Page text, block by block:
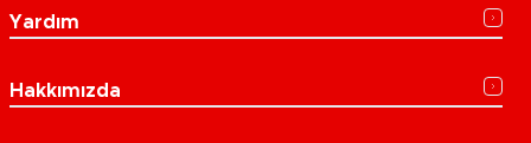
Yardım
Hakkımızda